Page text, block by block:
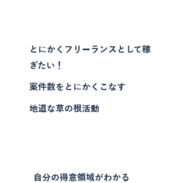
とにかくフリーランスとして稼
ぎたい！
案件数をとにかくこなす
地道な草の根活動
自分の得意領域がわかる